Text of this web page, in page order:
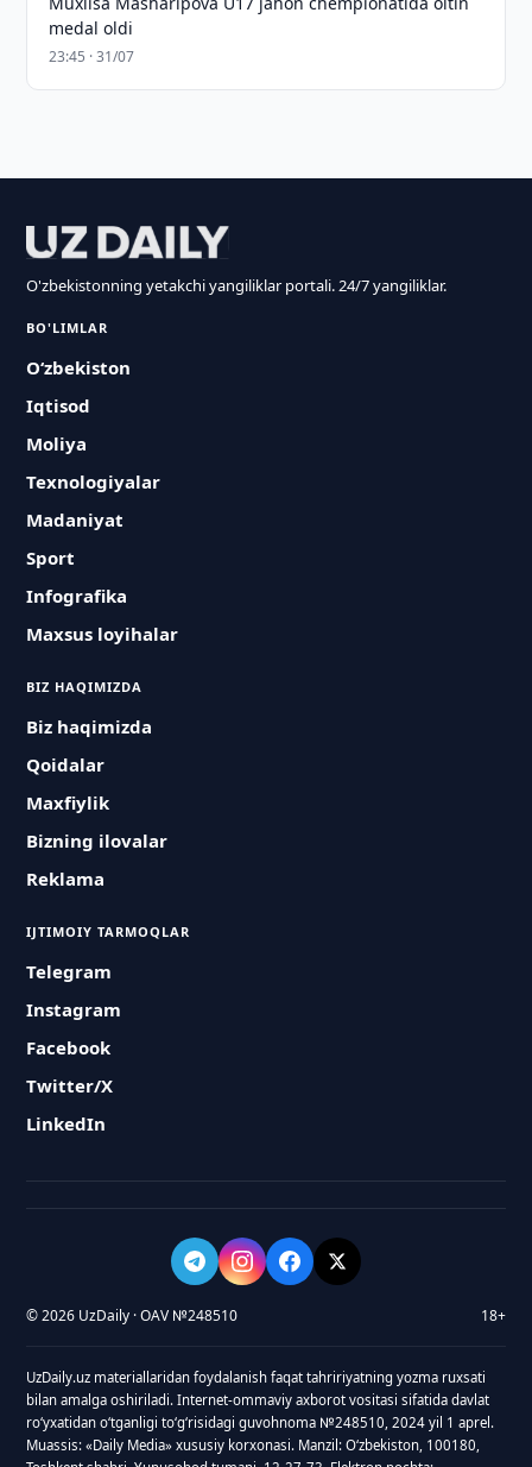
medal oldi
23:45 · 31/07
O'zbekistonning yetakchi yangiliklar portali. 24/7 yangiliklar.
BO'LIMLAR
O‘zbekiston
Iqtisod
Moliya
Texnologiyalar
Madaniyat
Sport
Infografika
Maxsus loyihalar
BIZ HAQIMIZDA
Biz haqimizda
Qoidalar
Maxfiylik
Bizning ilovalar
Reklama
IJTIMOIY TARMOQLAR
Telegram
Instagram
Facebook
Twitter/X
LinkedIn
© 2026 UzDaily · OAV №248510 18+
UzDaily.uz materiallaridan foydalanish faqat tahririyatning yozma ruxsati
bilan amalga oshiriladi. Internet-ommaviy axborot vositasi sifatida davlat
roʻyxatidan oʻtganligi toʻgʻrisidagi guvohnoma №248510, 2024 yil 1 aprel.
Muassis: «Daily Media» xususiy korxonasi. Manzil: Oʻzbekiston, 100180,